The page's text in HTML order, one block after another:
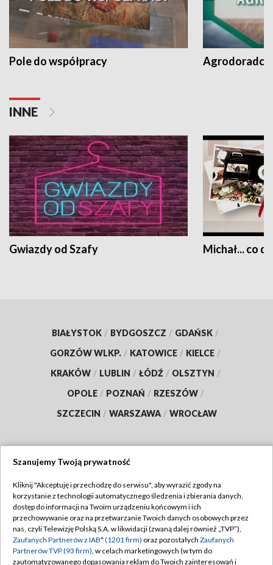
Pole do współpracy Agrodoradcy
INNE
Gwiazdy od Szafy Michał... co
BIAŁYSTOK / BYDGOSZCZ / GDAŃSK /
GORZÓW WLKP. / KATOWICE / KIELCE /
KRAKÓW / LUBLIN / ŁÓDŹ / OLSZTYN /
OPOLE / POZNAŃ / RZESZÓW /
SZCZECIN / WARSZAWA / WROCŁAW
TVP
Abonament TVP
Emisja w TVP
Centrum informacji TVP
Regulamin TVP
Polityka prywatności
Moje zgody
Szanujemy Twoją prywatność
Kliknij "Akceptuję i przechodzę do serwisu", aby wyrazić zgody na
korzystanie z technologii automatycznego śledzenia i zbierania danych,
dostęp do informacji na Twoim urządzeniu końcowym i ich
przechowywanie oraz na przetwarzanie Twoich danych osobowych przez
nas, czyli Telewizję Polską S.A. w likwidacji (zwaną dalej również „TVP”),
Zaufanych Partnerów z IAB* (1201 firm) oraz pozostałych Zaufanych
Partnerów TVP (93 firm), w celach marketingowych (w tym do
zautomatyzowanego dopasowania reklam do Twoich zainteresowań i